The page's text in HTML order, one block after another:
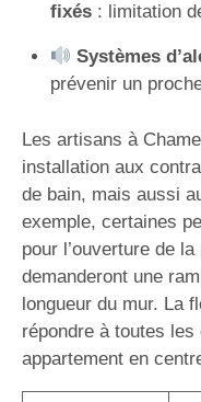
fixés: limitation
Systèmes
prévenir un
Les artisans à
installation aux
de bain, mais aussi
exemple, certaines
pour l’ouverture de
demanderont une
longueur du mur. La
répondre à toutes
appartement en